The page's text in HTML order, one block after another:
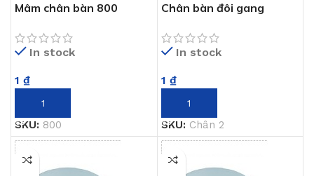
Mâm chân bàn 800
In stock
1 ₫
THÊM VÀO GIỎ HÀNG
SKU: 800
Chân bàn đôi gang
In stock
1 ₫
THÊM VÀO GIỎ HÀNG
SKU: Chân 2